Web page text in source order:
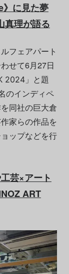
に見た夢
真理が語る
フェアパート
せて6月27日
2024」と題
のインディペ
を同社の巨大倉
家らの作品を
ップなどを行
芸×アート
ART